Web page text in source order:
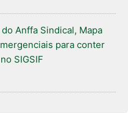
Anffa Sindical, Mapa
para conter
SIGSIF